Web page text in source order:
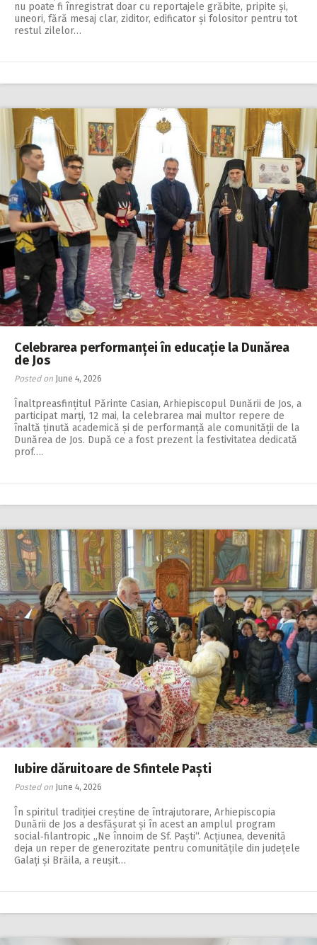
nu poate fi înregistrat doar cu reportajele grăbite, pripite și,
uneori, fără mesaj clar, ziditor, edificator și folositor pentru tot
restul zilelor…
Celebrarea performanței în educație la Dunărea
de Jos
Posted on June 4, 2026
Înaltpreasfințitul Părinte Casian, Arhiepiscopul Dunării de Jos, a
participat marți, 12 mai, la celebrarea mai multor repere de
înaltă ținută academică și de performan­ță ale comunității de la
Dunărea de Jos. După ce a fost prezent la festivitatea dedicată
prof….
Iubire dăruitoare de Sfintele Paști
Posted on June 4, 2026
În spiritul tradiției creș­tine de întrajutorare, Ar­hiepis­copia
Dunării de Jos a desfășurat și în acest an amplul program
social‑filantropic „Ne înnoim de Sf. Paști“. Acțiunea, devenită
deja un reper de generozitate pentru comunitățile din județele
Galați și Brăila, a reușit…